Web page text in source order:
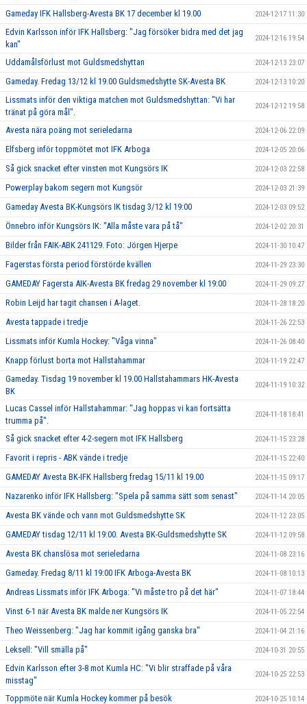
Gameday IFK Hallsberg-Avesta BK 17 december kl 19.00 2024-12-17 11:30
Edvin Karlsson inför IFK Hallsberg: "Jag försöker bidra med det jag
kan"
2024-12-16 19:54
Uddamålsförlust mot Guldsmedshyttan 2024-12-13 23:07
Gameday. Fredag 13/12 kl 19.00 Guldsmedshytte SK-Avesta BK 2024-12-13 10:20
Lissmats inför den viktiga matchen mot Guldsmedshyttan: "Vi har
tränat på göra mål".
2024-12-12 19:58
Avesta nära poäng mot serieledarna 2024-12-06 22:09
Elfsberg inför toppmötet mot IFK Arboga 2024-12-05 20:06
Så gick snacket efter vinsten mot Kungsörs IK 2024-12-03 22:58
Powerplay bakom segern mot Kungsör 2024-12-03 21:39
Gameday Avesta BK-Kungsörs IK tisdag 3/12 kl 19:00 2024-12-03 09:52
Önnebro inför Kungsörs IK: "Alla måste vara på tå" 2024-12-02 20:31
Bilder från FAIK-ABK 241129. Foto: Jörgen Hjerpe 2024-11-30 10:47
Fagerstas första period förstörde kvällen 2024-11-29 23:30
GAMEDAY Fagersta AIK-Avesta BK fredag 29 november kl 19:00 2024-11-29 09:27
Robin Leijd har tagit chansen i A-laget. 2024-11-28 18:20
Avesta tappade i tredje 2024-11-26 22:53
Lissmats inför Kumla Hockey: "Våga vinna" 2024-11-26 08:40
Knapp förlust borta mot Hallstahammar 2024-11-19 22:47
Gameday. Tisdag 19 november kl 19.00 Hallstahammars HK-Avesta
BK
2024-11-19 10:32
Lucas Cassel inför Hallstahammar: "Jag hoppas vi kan fortsätta
trumma på".
2024-11-18 18:41
Så gick snacket efter 4-2-segern mot IFK Hallsberg 2024-11-15 23:28
Favorit i repris - ABK vände i tredje 2024-11-15 22:40
GAMEDAY Avesta BK-IFK Hallsberg fredag 15/11 kl 19.00 2024-11-15 09:17
Nazarenko inför IFK Hallsberg: "Spela på samma sätt som senast" 2024-11-14 20:05
Avesta BK vände och vann mot Guldsmedshytte SK 2024-11-12 23:05
GAMEDAY tisdag 12/11 kl 19:00. Avesta BK-Guldsmedshytte SK 2024-11-12 09:58
Avesta BK chanslösa mot serieledarna 2024-11-08 23:16
Gameday. Fredag 8/11 kl 19:00 IFK Arboga-Avesta BK 2024-11-08 10:13
Andreas Lissmats inför IFK Arboga: "Vi måste tro på det här" 2024-11-07 18:44
Vinst 6-1 när Avesta BK malde ner Kungsörs IK 2024-11-05 22:54
Theo Weissenberg: "Jag har kommit igång ganska bra" 2024-11-04 21:16
Leksell: "Vill smälla på" 2024-10-31 20:55
Edvin Karlsson efter 3-8 mot Kumla HC: "Vi blir straffade på våra
misstag"
2024-10-25 22:53
Toppmöte när Kumla Hockey kommer på besök 2024-10-25 10:14